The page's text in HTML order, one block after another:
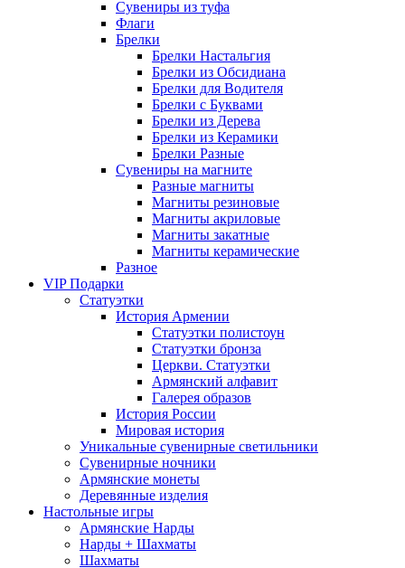
Сувениры из туфа
Флаги
Брелки
Брелки Настальгия
Брелки из Обсидиана
Брелки для Водителя
Брелки с Буквами
Брелки из Дерева
Брелки из Керамики
Брелки Разные
Сувениры на магните
Разные магниты
Магниты резиновые
Магниты акриловые
Магниты закатные
Магниты керамические
Разное
VIP Подарки
Статуэтки
История Армении
Статуэтки полистоун
Статуэтки бронза
Церкви. Статуэтки
Армянский алфавит
Галерея образов
История России
Мировая история
Уникальные сувенирные светильники
Сувенирные ночники
Армянские монеты
Деревянные изделия
Настольные игры
Армянские Нарды
Нарды + Шахматы
Шахматы